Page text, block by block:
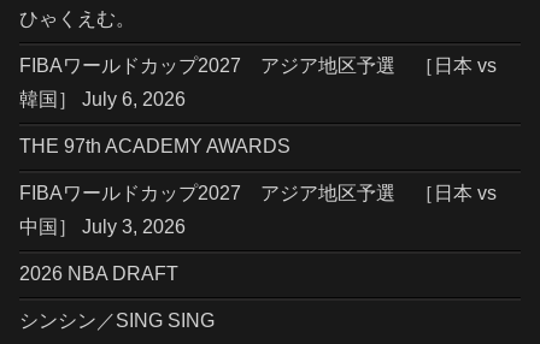
ひゃくえむ。
FIBAワールドカップ2027 アジア地区予選 ［日本 vs
韓国］ July 6, 2026
THE 97th ACADEMY AWARDS
FIBAワールドカップ2027 アジア地区予選 ［日本 vs
中国］ July 3, 2026
2026 NBA DRAFT
シンシン／SING SING